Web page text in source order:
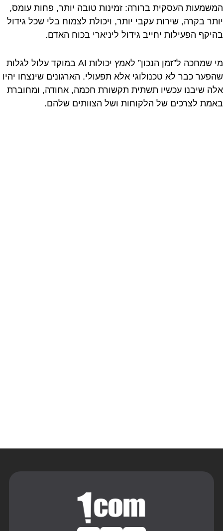
המשמעות העסקית ברורה: זמינות טובה יותר, פחות עומס,
יותר בקרה, שירות עקבי יותר, ויכולת לצמוח בלי שכל גידול
בהיקף הפעילות יחייב גידול ליניארי בכוח האדם.
מי שמחכה ל”זמן הנכון” לאמץ יכולות AI במוקד עלול לגלות
שהפער כבר לא טכנולוגי אלא תפעולי. הארגונים שינצחו יהיו
אלה שיבנו עכשיו תשתית תקשורת חכמה, אחודה, ומחוברת
באמת לצרכים של הלקוחות ושל הצוותים שלהם.